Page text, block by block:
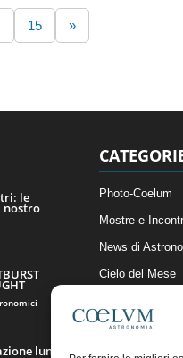
15 »
le
nostro
lunare
Photo-Coelum
Mostre e
News di
Cielo del Mese
Articoli e
Il Blog della